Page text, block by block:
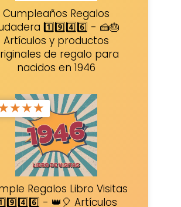
Cumpleaños Regalos
1️⃣9️⃣4️⃣6️⃣ - 🍰🎂
Artículos y productos
de regalo para
nacidos en 1946
★★★
Regalos Libro Visitas
- 👑🎈 Artículos